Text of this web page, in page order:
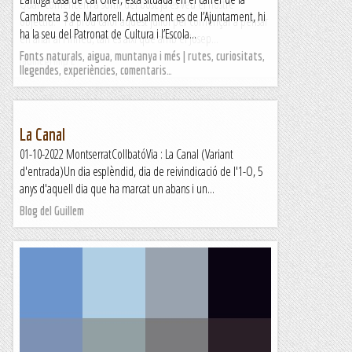
Quan comencem a sortir del bosc ja es veu el nostre
objectiu. Fa prou calor aquest juliol per començar a pensar
en anar al Pirineu, tan és així que amb el Josep...
Jaumegrimp 2
Cambreta 3 de Martorell. Actualment es de l’Ajuntament, hi
ha la seu del Patronat de Cultura i l’Escola...
Fonts naturals, aigua, muntanya i més | rutes, curiositats,
llegendes, experiències, comentaris…
La Canal
01-10-2022 MontserratCollbatóVia : La Canal (Variant
d'entrada)Un dia esplèndid, dia de reivindicació de l'1-O, 5
anys d'aquell dia que ha marcat un abans i un...
Blog del Guillem